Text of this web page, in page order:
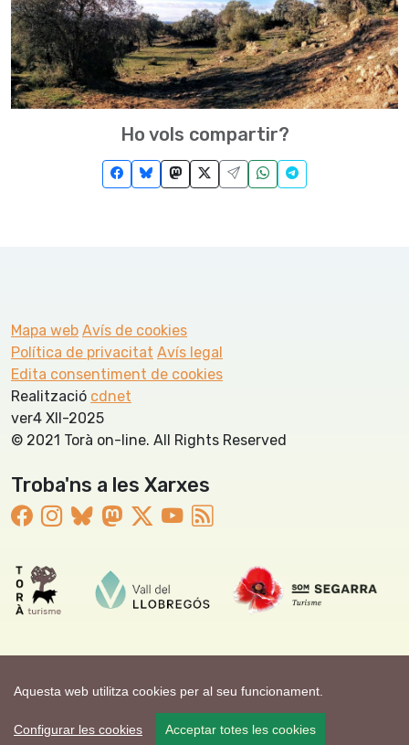
Aquesta web utilitza cookies per al seu funcionament.
Configurar les cookies Acceptar totes les cookies
Ho vols compartir?
Mapa web Avís de cookies
Política de privacitat Avís legal
Edita consentiment de cookies
Realització cdnet
ver4 XII-2025
© 2021 Torà on-line. All Rights Reserved
Troba'ns a les Xarxes